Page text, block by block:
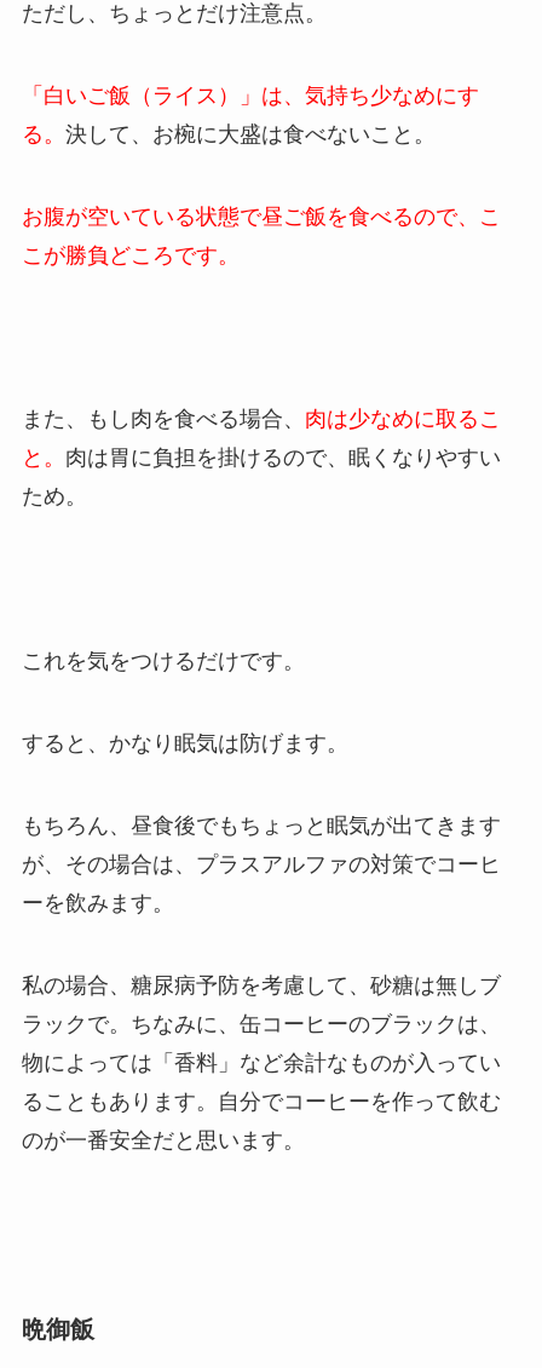
ただし、ちょっとだけ注意点。
「白いご飯（ライス）」は、気持ち少なめにす
る。 決して、お椀に大盛は食べないこと。
お腹が空いている状態で昼ご飯を食べるので、こ
こが勝負どころです。
また、もし肉を食べる場合、 肉は少なめに取るこ
と。 肉は胃に負担を掛けるので、眠くなりやすい
ため。
これを気をつけるだけです。
すると、かなり眠気は防げます。
もちろん、昼食後でもちょっと眠気が出てきます
が、その場合は、プラスアルファの対策でコーヒ
ーを飲みます。
私の場合、糖尿病予防を考慮して、砂糖は無しブ
ラックで。ちなみに、缶コーヒーのブラックは、
物によっては「香料」など余計なものが入ってい
ることもあります。自分でコーヒーを作って飲む
のが一番安全だと思います。
晩御飯